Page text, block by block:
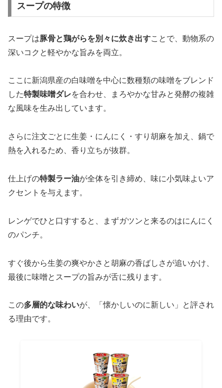
スープの特徴
スープは豚骨と鶏がらを別々に炊き出すことで、動物系の
深いコクと軽やかな旨みを両立。
ここに新潟県産の白味噌を中心に数種類の味噌をブレンド
した特製味噌ダレを合わせ、まろやかな甘みと発酵の複雑
な風味を生み出しています。
さらに注文ごとに生姜・にんにく・すり胡麻を加え、鍋で
熱を入れるため、香り立ちが抜群。
仕上げの特製ラー油が全体を引き締め、味に小気味よいア
クセントを与えます。
レンゲでひと口すすると、まずガツンと来るのはにんにく
のパンチ。
すぐ後から生姜の爽やかさと胡麻の香ばしさが追いかけ、
最後に味噌とスープの旨みが舌に残ります。
この多層的な味わいが、「懐かしいのに新しい」と評され
る理由です。